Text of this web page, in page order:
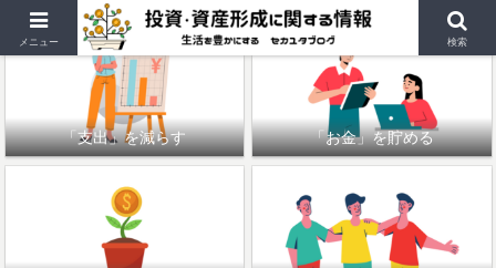
「支出」を減らす 「お金」を貯める
メニュー 検索